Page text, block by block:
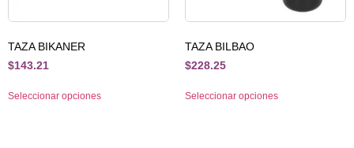
TAZA BIKANER
$143.21
Seleccionar opciones
TAZA BILBAO
$228.25
Seleccionar opciones